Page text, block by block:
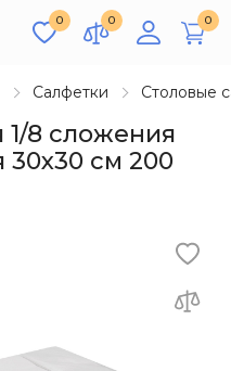
0 0 0
Салфетки Столовые
1/8 сложения
30х30 см 200